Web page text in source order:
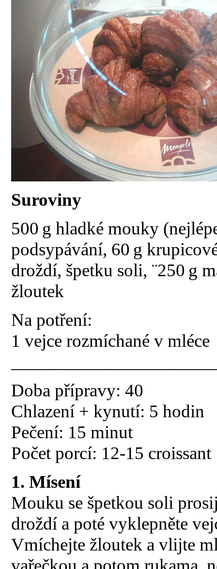
Suroviny
500 g hladké mouky
podsypávání, 60 g
droždí, špetku soli, ¨250 g
žloutek
Na potření:
1 vejce rozmíchané v mléce
Doba přípravy: 40
Chlazení + kynutí: 5 hodin
Pečení: 15 minut
Počet porcí: 12-15 croissant
1. Mísení
Mouku se špetkou soli
droždí a poté vyklepněte
Vmíchejte žloutek a vlijte